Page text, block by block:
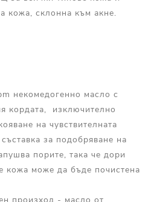
кожа, склонна към акне.
некомедогенно масло с
кордата, изключително
на чувствителната
за подобряване на
порите, така че дори
кожа може да бъде почистена